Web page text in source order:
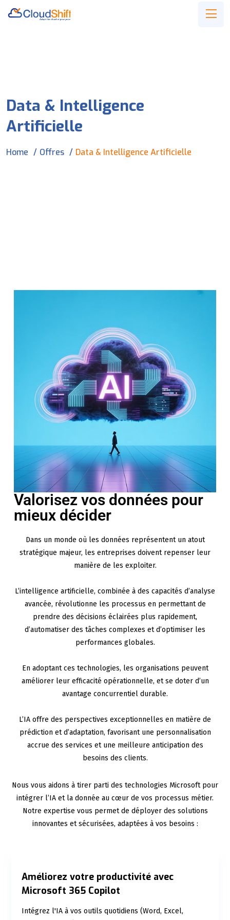
Data & Intelligence
Artificielle
Home Offres Data & Intelligence Artificielle
Valorisez vos données pour
mieux décider
Dans un monde où les données représentent un atout
stratégique majeur, les entreprises doivent repenser leur
manière de les exploiter.
L’intelligence artificielle, combinée à des capacités d’analyse
avancée, révolutionne les processus en permettant de
prendre des décisions éclairées plus rapidement,
d’automatiser des tâches complexes et d’optimiser les
performances globales.
En adoptant ces technologies, les organisations peuvent
améliorer leur efficacité opérationnelle, et se doter d’un
avantage concurrentiel durable.
L’IA offre des perspectives exceptionnelles en matière de
prédiction et d’adaptation, favorisant une personnalisation
accrue des services et une meilleure anticipation des
besoins des clients.
Nous vous aidons à tirer parti des technologies Microsoft pour
intégrer l’IA et la donnée au cœur de vos processus métier.
Notre expertise vous permet de déployer des solutions
innovantes et sécurisées, adaptées à vos besoins :
Améliorez votre productivité avec
Microsoft 365 Copilot
Intégrez l'IA à vos outils quotidiens (Word, Excel,